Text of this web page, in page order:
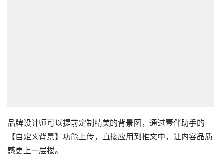
品牌设计师可以提前定制精美的背景图，通过壹伴助手的
【自定义背景】功能上传，直接应用到推文中，让内容品质
感更上一层楼。